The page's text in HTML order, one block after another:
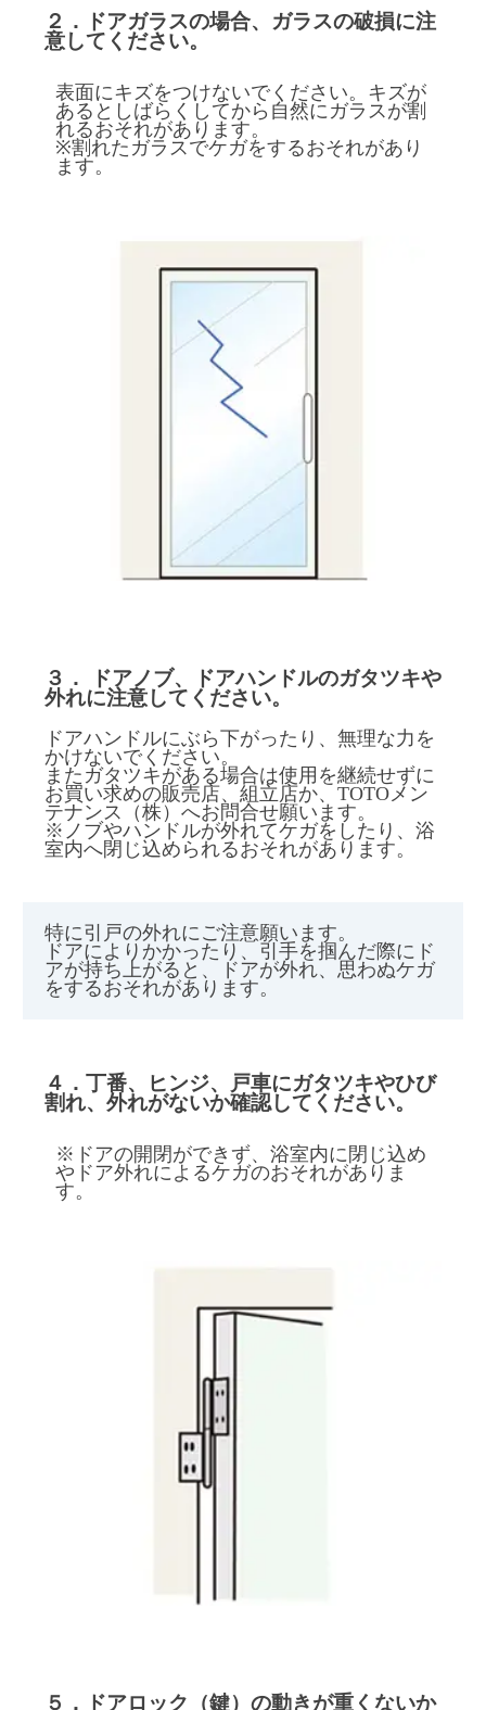
２．ドアガラスの場合、ガラスの破損に注
意してください。
表面にキズをつけないでください。キズが
あるとしばらくしてから自然にガラスが割
れるおそれがあります。
※割れたガラスでケガをするおそれがあり
ます。
３． ドアノブ、ドアハンドルのガタツキや
外れに注意してください。
ドアハンドルにぶら下がったり、無理な力を
かけないでください。
またガタツキがある場合は使用を継続せずに
お買い求めの販売店、組立店か、TOTOメン
テナンス（株）へお問合せ願います。
※ノブやハンドルが外れてケガをしたり、浴
室内へ閉じ込められるおそれがあります。
特に引戸の外れにご注意願います。
ドアによりかかったり、引手を掴んだ際にド
アが持ち上がると、ドアが外れ、思わぬケガ
をするおそれがあります。
４．丁番、ヒンジ、戸車にガタツキやひび
割れ、外れがないか確認してください。
※ドアの開閉ができず、浴室内に閉じ込め
やドア外れによるケガのおそれがありま
す。
５．ドアロック（鍵）の動きが重くないか